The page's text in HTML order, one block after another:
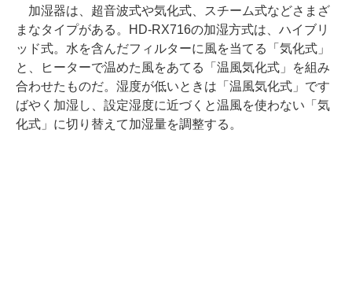
加湿器は、超音波式や気化式、スチーム式などさまざ
まなタイプがある。HD-RX716の加湿方式は、ハイブリ
ッド式。水を含んだフィルターに風を当てる「気化式」
と、ヒーターで温めた風をあてる「温風気化式」を組み
合わせたものだ。湿度が低いときは「温風気化式」です
ばやく加湿し、設定湿度に近づくと温風を使わない「気
化式」に切り替えて加湿量を調整する。